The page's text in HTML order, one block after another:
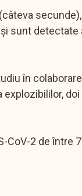
sunt
în
2 de între